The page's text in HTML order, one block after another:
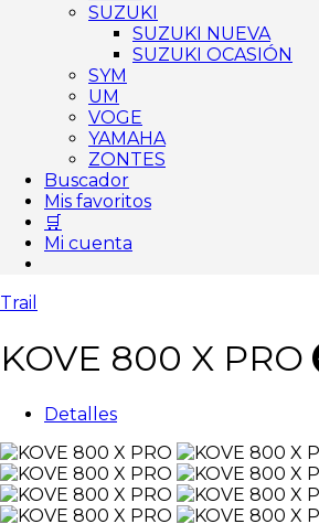
SUZUKI
SUZUKI NUEVA
SUZUKI OCASIÓN
SYM
UM
VOGE
YAMAHA
ZONTES
Buscador
Mis favoritos
🛒
Mi cuenta
Trail
KOVE 800 X PRO
Detalles